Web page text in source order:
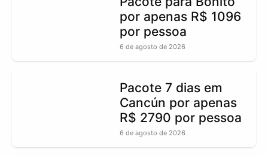
por apenas R$ 1096
por pessoa
6 de agosto de 2026
Pacote 7 dias em
Cancún por apenas
R$ 2790 por pessoa
6 de agosto de 2026